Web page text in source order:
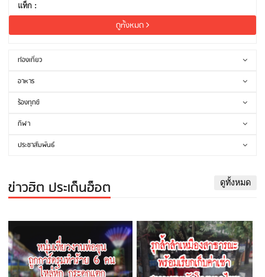
แท็ก :
ดูทั้งหมด
ท่องเที่ยว
อาหาร
ร้องทุกข์
กีฬา
ประชาสัมพันธ์
ข่าวฮิต ประเด็นฮ็อต ดูทั้งหมด